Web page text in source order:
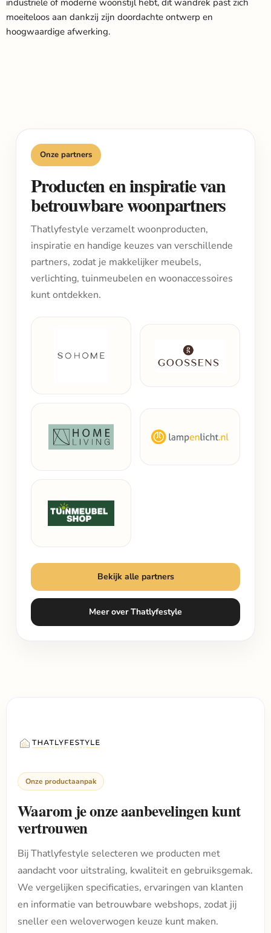
industriële of moderne woonstijl hebt, dit wandrek past zich
moeiteloos aan dankzij zijn doordachte ontwerp en
hoogwaardige afwerking.
Onze partners
Producten en inspiratie van
betrouwbare woonpartners
Thatlyfestyle verzamelt woonproducten,
inspiratie en handige keuzes van verschillende
partners, zodat je makkelijker meubels,
verlichting, tuinmeubelen en woonaccessoires
kunt ontdekken.
Bekijk alle partners
Meer over Thatlyfestyle
Onze productaanpak
Waarom je onze aanbevelingen kunt
vertrouwen
Bij Thatlyfestyle selecteren we producten met
aandacht voor uitstraling, kwaliteit en gebruiksgemak.
We vergelijken specificaties, ervaringen van klanten
en informatie van betrouwbare webshops, zodat jij
sneller een weloverwogen keuze kunt maken.